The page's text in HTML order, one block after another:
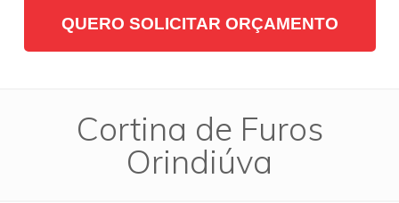
QUERO SOLICITAR ORÇAMENTO
Cortina de Furos
Orindiúva